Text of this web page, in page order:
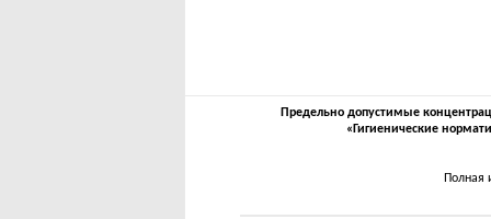
Предельно допустимые
«Гигиенические
Полная